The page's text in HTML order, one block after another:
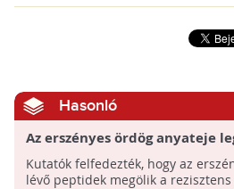
Hasonló
Az erszényes ördög anyateje
szuperbaktériumokat ausztrál
Kutatók felfedezték, hogy az
lévő peptidek megölik a